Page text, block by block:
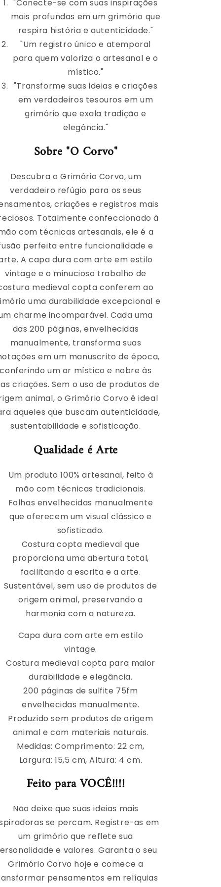
"Conecte-se com suas inspirações
mais profundas em um grimório que
respira história e autenticidade."
"Um registro único e atemporal
para quem valoriza o artesanal e o
místico."
"Transforme suas ideias e criações
em verdadeiros tesouros em um
grimório que exala tradição e
elegância."
Sobre "O Corvo"
Descubra o Grimório Corvo, um
verdadeiro refúgio para os seus
criações e registros mais
Totalmente confeccionado à
com técnicas artesanais, ele é a
perfeita entre funcionalidade e
A capa dura com arte em estilo
vintage e o minucioso trabalho de
medieval copta conferem ao
uma durabilidade excepcional e
charme incomparável. Cada uma
das 200 páginas, envelhecidas
manualmente, transforma suas
em um manuscrito de época,
conferindo um ar místico e nobre às
criações. Sem o uso de produtos de
animal, o Grimório Corvo é ideal
aqueles que buscam autenticidade,
sustentabilidade e sofisticação.
Qualidade é Arte
Um produto 100% artesanal, feito à
mão com técnicas tradicionais.
Folhas envelhecidas manualmente
que oferecem um visual clássico e
sofisticado.
Costura copta medieval que
proporciona uma abertura total,
facilitando a escrita e a arte.
Sustentável, sem uso de produtos de
origem animal, preservando a
harmonia com a natureza.
Capa dura com arte em estilo
vintage.
Costura medieval copta para maior
durabilidade e elegância.
200 páginas de sulfite 75fm
envelhecidas manualmente.
Produzido sem produtos de origem
animal e com materiais naturais.
Medidas: Comprimento: 22 cm,
Largura: 15,5 cm, Altura: 4 cm.
Feito para VOCÊ!!!!
Não deixe que suas ideias mais
se percam. Registre-as em
um grimório que reflete sua
e valores. Garanta o seu
Grimório Corvo hoje e comece a
pensamentos em relíquias